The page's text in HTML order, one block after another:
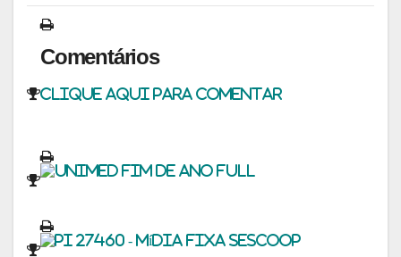
Comentários
Clique aqui para comentar